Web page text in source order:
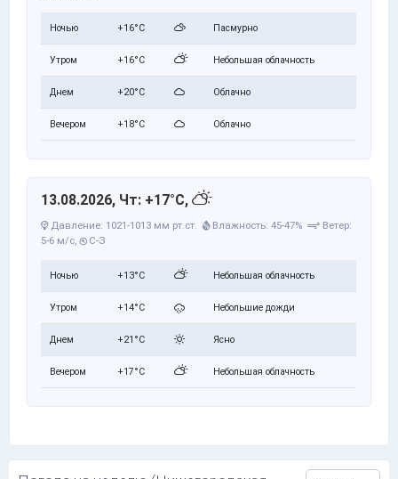
Ночью +16°C Пасмурно
Утром +16°C Небольшая облачность
Днем +20°C Облачно
Вечером +18°C Облачно
13.08.2026, Чт: +17°C,
Давление: 1021-1013 мм рт.ст. Влажность: 45-47%
Ветер:
5-6 м/с, С-З
Ночью +13°C Небольшая облачность
Утром +14°C Небольшие дожди
Днем +21°C Ясно
Вечером +17°C Небольшая облачность